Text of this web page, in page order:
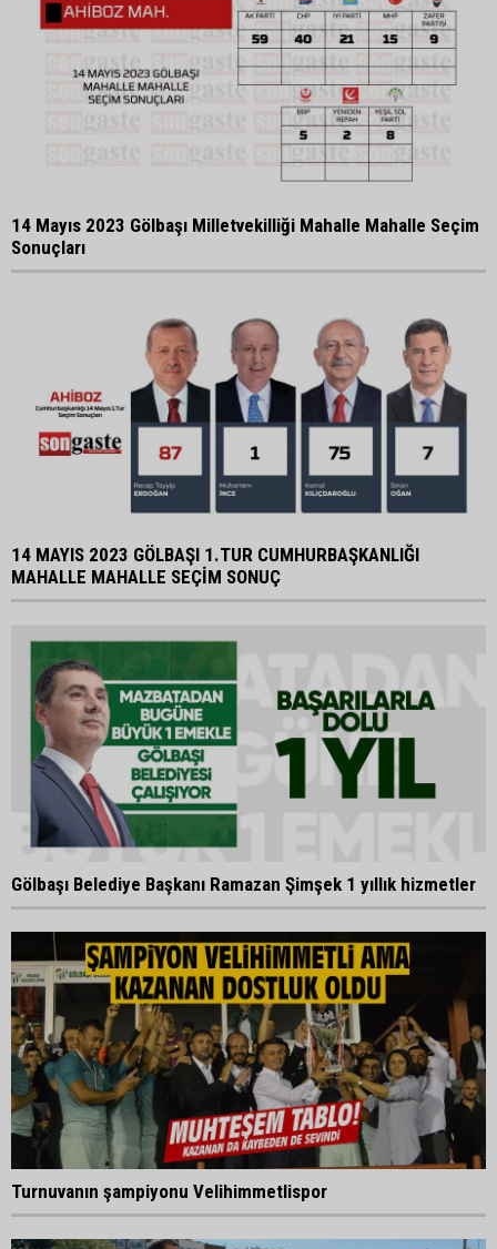
14 Mayıs 2023 Gölbaşı Milletvekilliği Mahalle Mahalle Seçim
Sonuçları
14 MAYIS 2023 GÖLBAŞI 1.TUR CUMHURBAŞKANLIĞI
MAHALLE MAHALLE SEÇİM SONUÇ
Gölbaşı Belediye Başkanı Ramazan Şimşek 1 yıllık hizmetler
Turnuvanın şampiyonu Velihimmetlispor